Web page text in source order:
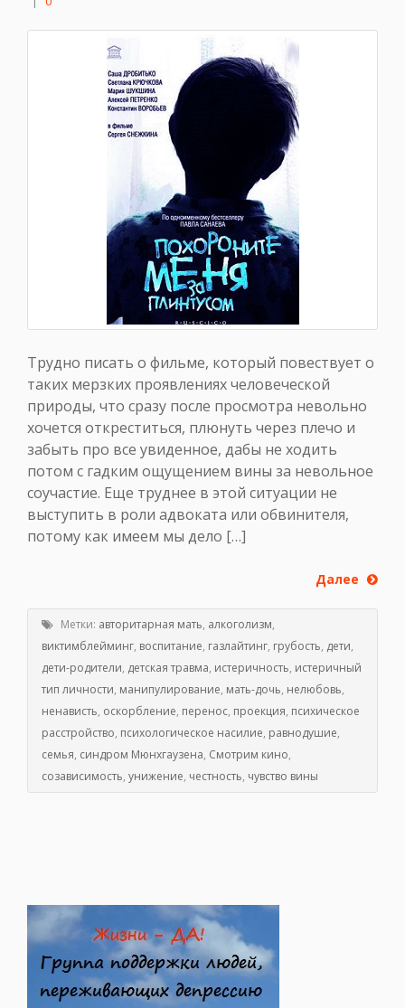
Трудно писать о фильме, который повествует о
таких мерзких проявлениях человеческой
природы, что сразу после просмотра невольно
хочется откреститься, плюнуть через плечо и
забыть про все увиденное, дабы не ходить
потом с гадким ощущением вины за невольное
соучастие. Еще труднее в этой ситуации не
выступить в роли адвоката или обвинителя,
потому как имеем мы дело […]
Далее
Метки: авторитарная мать, алкоголизм,
виктимблейминг, воспитание, газлайтинг, грубость, дети,
дети-родители, детская травма, истеричность, истеричный
тип личности, манипулирование, мать-дочь, нелюбовь,
ненависть, оскорбление, перенос, проекция, психическое
расстройство, психологическое насилие, равнодушие,
семья, синдром Мюнхгаузена, Смотрим кино,
созависимость, унижение, честность, чувство вины